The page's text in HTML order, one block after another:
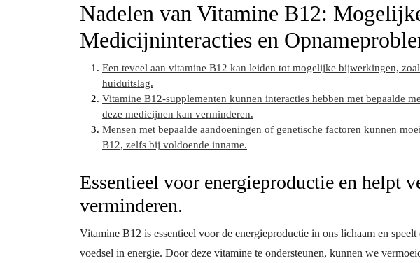
Nadelen van Vitamine B12:
Medicijninteracties en
Een teveel aan vitamine B12 kan leiden tot mogelijke bijwerkingen,
huiduitslag.
Vitamine B12-supplementen kunnen interacties hebben met bepaalde
deze medicijnen kan verminderen.
Mensen met bepaalde aandoeningen of genetische factoren kunnen
B12, zelfs bij voldoende inname.
Essentieel voor energieproductie en helpt
verminderen.
Vitamine B12 is essentieel voor de energieproductie in ons lichaam en
voedsel in energie. Door deze vitamine te ondersteunen, kunnen we